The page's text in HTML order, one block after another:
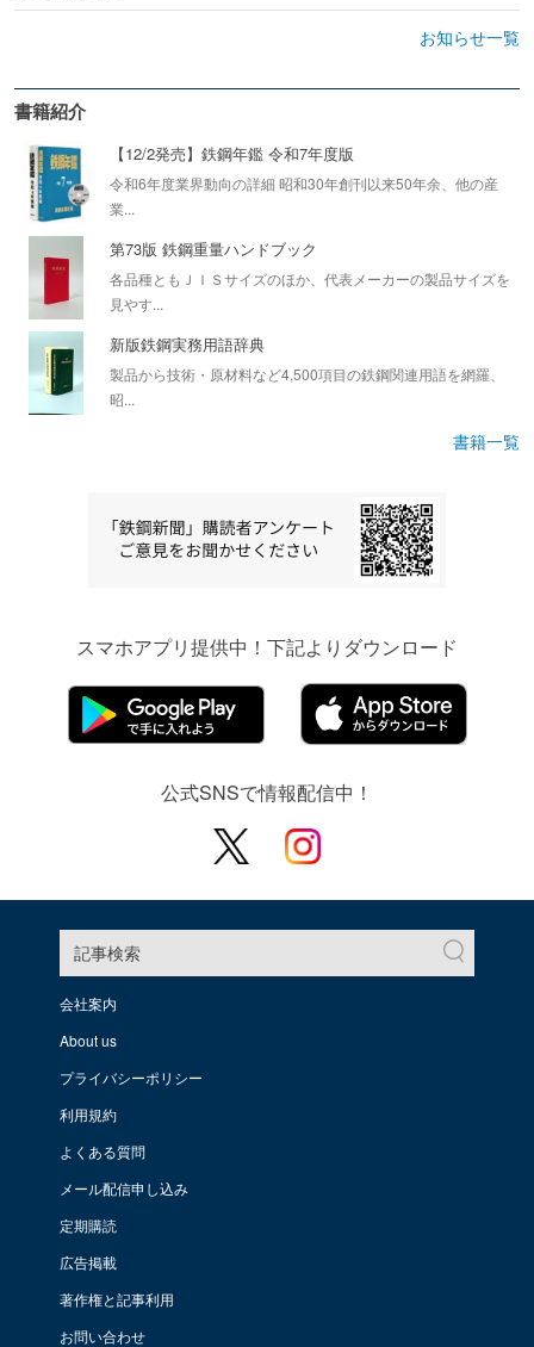
お知らせ一覧
書籍紹介
【12/2発売】鉄鋼年鑑 令和7年度版
令和6年度業界動向の詳細 昭和30年創刊以来50年余、他の産
業...
第73版 鉄鋼重量ハンドブック
各品種ともＪＩＳサイズのほか、代表メーカーの製品サイズを
見やす...
新版鉄鋼実務用語辞典
製品から技術・原材料など4,500項目の鉄鋼関連用語を網羅、
昭...
書籍一覧
スマホアプリ提供中！下記よりダウンロード
公式SNSで情報配信中！
記事検索
会社案内
About us
プライバシーポリシー
利用規約
よくある質問
メール配信申し込み
定期購読
広告掲載
著作権と記事利用
お問い合わせ